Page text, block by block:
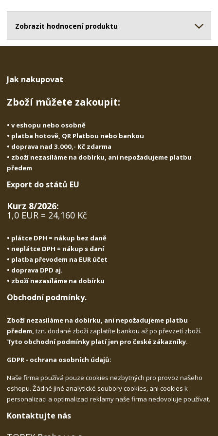
n
s
t
o
t
v
Zobrazit hodnocení produktu
Jak nakupovat
Zboží můžete zakoupit:
• v eshopu nebo osobně
• platba hotově, QR Platbou nebo bankou
• doprava nad 3.000,- Kč zdarma
• zboží nezasíláme na dobírku, ani nepožadujeme platbu
předem
Export do států EU
Kurz 8/2026:
1,0 EUR = 24,160 Kč
• plátce DPH = nákup bez daně
• neplátce DPH = nákup s daní
• platba převodem na EUR účet
• doprava DPD aj.
• zboží nezasíláme na dobírku
Obchodní podmínky.
Zboží nezasíláme na dobírku, ani nepožadujeme platbu
předem,tzn. dodané zboží zaplatíte bankou až po převzetí zboží.
Tyto obchodní podmínky platí jen pro české zákazníky.
GDPR - ochrana osobních údajů:
Naše firma používá pouze cookies nezbytných pro provoz našeho
eshopu. Žádné jiné analytické soubory cookies, ani cookies k
personalizaci a optimalizaci reklamy naše firma nedovoluje používat.
Kontaktujte nás